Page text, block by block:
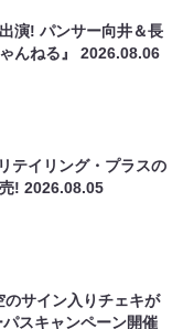
演! パンサー向井＆長
んねる』2026.08.06
テイリング・プラスの
売!2026.08.05
サイン入りチェキが
スキャンペーン開催